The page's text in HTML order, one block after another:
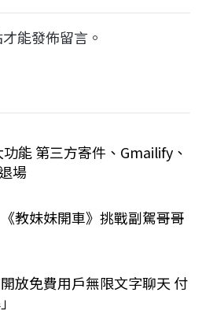
能發佈留言。
能 第三方寄件、Gmailify、
場
教妹妹開車》挑戰副駕哥哥
開放免費用戶無限文字聊天 付